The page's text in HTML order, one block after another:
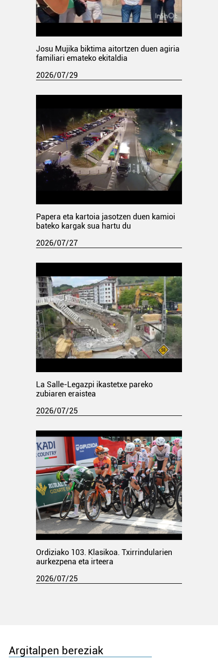
Josu Mujika biktima aitortzen duen agiria
familiari emateko ekitaldia
2026/07/29
Papera eta kartoia jasotzen duen kamioi
bateko kargak sua hartu du
2026/07/27
La Salle-Legazpi ikastetxe pareko
zubiaren eraistea
2026/07/25
Ordiziako 103. Klasikoa. Txirrindularien
aurkezpena eta irteera
2026/07/25
Argitalpen bereziak